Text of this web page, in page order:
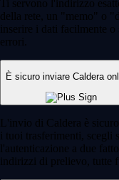
Ti servono l'indirizzo
della rete, un "memo" o
inserire i dati facilmente
errori.
È sicuro inviare Caldera
L'invio di Caldera è
i tuoi trasferimenti, scegli
l'autenticazione a due
indirizzi di prelievo, tutte